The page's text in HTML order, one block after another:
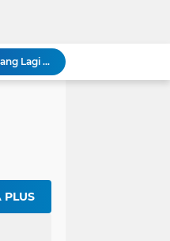
Resep Cara Membuat Swiss Roll Cake Spesial Lembut dan Enak Anti Gagal
PLUS